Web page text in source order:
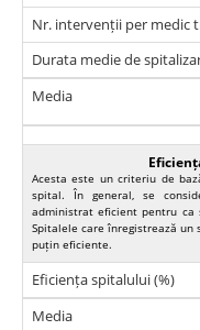
Nr. intervenții per medic
Durata medie de
Media
Acesta este un criteriu de
spital. În general, se
administrat eficient pentru ca
Spitalele care înregistrează un
puțin eficiente.
Eficiența spitalului (%)
Media